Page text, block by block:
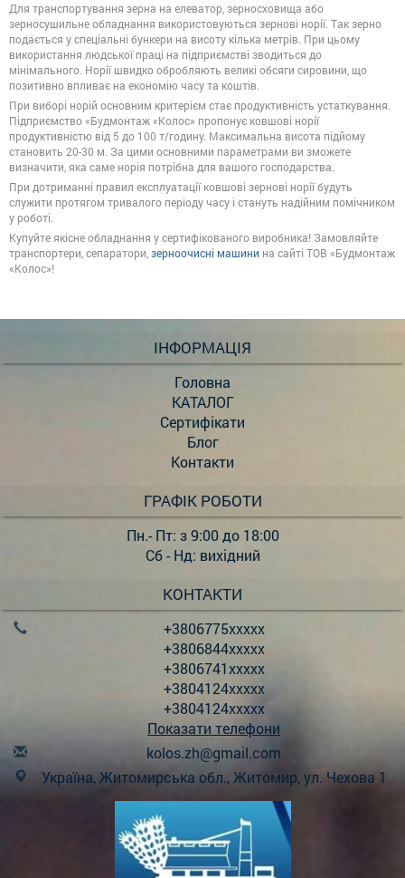
Для транспортування зерна на елеватор, зерносховища або
зерносушильне обладнання використовуються зернові норії. Так зерно
подається у спеціальні бункери на висоту кілька метрів. При цьому
використання людської праці на підприємстві зводиться до
мінімального. Норії швидко обробляють великі обсяги сировини, що
позитивно впливає на економію часу та коштів.
При виборі норій основним критерієм стає продуктивність устаткування.
Підприємство «Будмонтаж «Колос» пропонує ковшові норії
продуктивністю від 5 до 100 т/годину. Максимальна висота підйому
становить 20-30 м. За цими основними параметрами ви зможете
визначити, яка саме норія потрібна для вашого господарства.
При дотриманні правил експлуатації ковшові зернові норії будуть
служити протягом тривалого періоду часу і стануть надійним помічником
у роботі.
Купуйте якісне обладнання у сертифікованого виробника! Замовляйте
транспортери, сепаратори,зерноочисні машини на сайті ТОВ «Будмонтаж
«Колос»!
ІНФОРМАЦІЯ
Головна
КАТАЛОГ
Сертифікати
Блог
Контакти
ГРАФІК РОБОТИ
Пн.- Пт: з 9:00 до 18:00
Сб - Нд: вихідний
КОНТАКТИ
+3806775xxxxx
+3806844xxxxx
+3806741xxxxx
+3804124xxxxx
+3804124xxxxx
Показати телефони
kolos.zh@gmail.com
Україна, Житомирська обл., Житомир, ул. Чехова 1